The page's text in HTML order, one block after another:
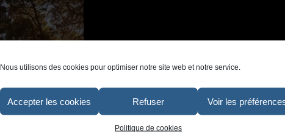
Nous utilisons des cookies pour optimiser notre site web et notre service.
Accepter les cookies Refuser Voir les
Politique de cookies